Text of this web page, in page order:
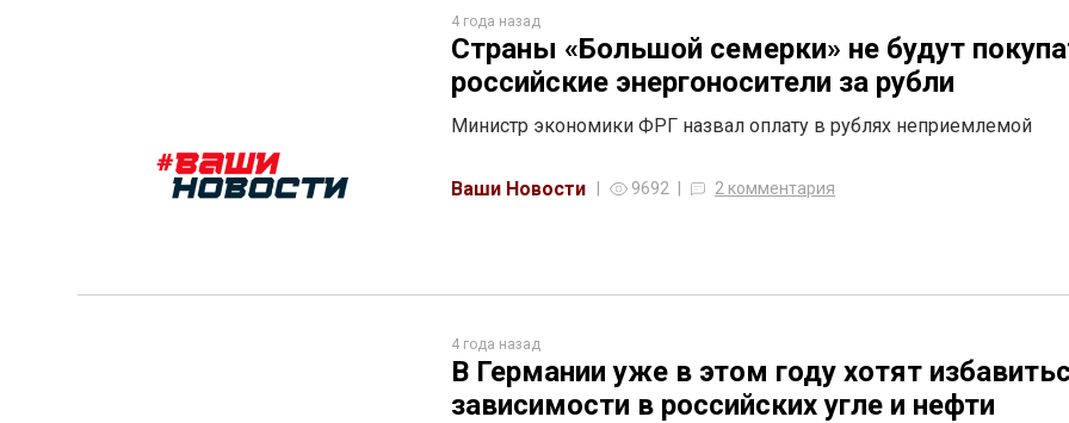
4 года назад
Страны «Большой семерки» не будут
российские энергоносители за рубли
Министр экономики ФРГ назвал оплату в рублях неприемлемой
Ваши Новости 9692 2 комментария
4 года назад
В Германии уже в этом году хотят
зависимости в российских угле и нефти